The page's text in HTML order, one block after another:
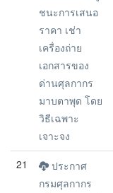
ชนะการเสนอ
ราคา เช่า
เครื่องถ่าย
เอกสารของ
ด่านศุลกากร
มาบตาพุด โดย
วิธีเฉพาะ
เจาะจง
21
ประกาศ
กรมศุลกากร